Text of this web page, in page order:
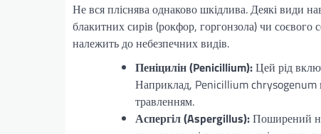
Не вся пліснява однаково шкідлива. Деякі види
блакитних сирів (рокфор, горгонзола) чи соєвого
належить до небезпечних видів.
Пеніцилін (Penicillium):Цей рід
Наприклад, Penicillium chrysogenum
травленням.
Аспергіл (Aspergillus):Поширений